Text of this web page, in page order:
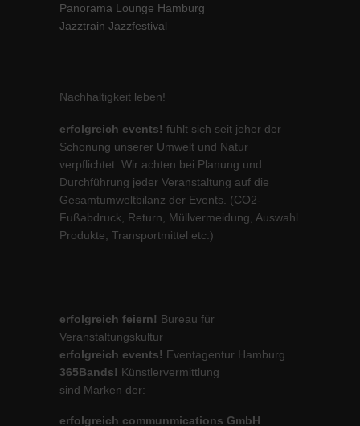
Panorama Lounge Hamburg
Jazztrain Jazzfestival
Nachhaltigkeit leben!
erfolgreich events! fühlt sich seit jeher der
Schonung unserer Umwelt und Natur
verpflichtet. Wir achten bei Planung und
Durchführung jeder Veranstaltung auf die
Gesamtumweltbilanz der Events. (CO2-
Fußabdruck, Return, Müllvermeidung, Auswahl
Produkte, Transportmittel etc.)
erfolgreich feiern! Bureau für
Veranstaltungskultur
erfolgreich events! Eventagentur Hamburg
365Bands! Künstlervermittlung
sind Marken der:
erfolgreich communmications GmbH